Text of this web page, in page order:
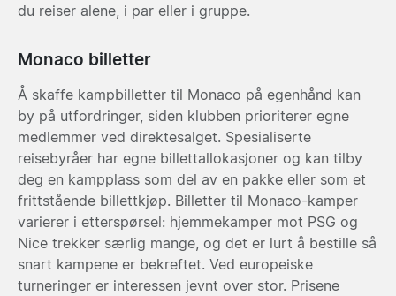
du reiser alene, i par eller i gruppe.
Monaco billetter
Å skaffe kampbilletter til Monaco på egenhånd kan
by på utfordringer, siden klubben prioriterer egne
medlemmer ved direktesalget. Spesialiserte
reisebyråer har egne billettallokasjoner og kan tilby
deg en kampplass som del av en pakke eller som et
frittstående billettkjøp. Billetter til Monaco-kamper
varierer i etterspørsel: hjemmekamper mot PSG og
Nice trekker særlig mange, og det er lurt å bestille så
snart kampene er bekreftet. Ved europeiske
turneringer er interessen jevnt over stor. Prisene